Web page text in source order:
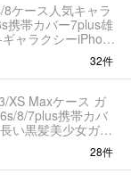
ケース人気キャラ
携帯カバー7plus雄
ャラクシーiPhone
32件
XS Maxケース ガ
8/7plus携帯カバ
い黒髪美少女ガラ
iPhone 11
28件